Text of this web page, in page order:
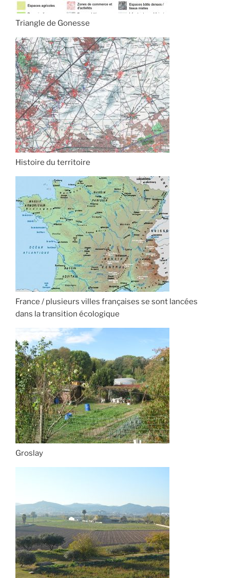
Triangle de Gonesse
Histoire du territoire
France / plusieurs villes françaises se sont lancées
dans la transition écologique
Groslay